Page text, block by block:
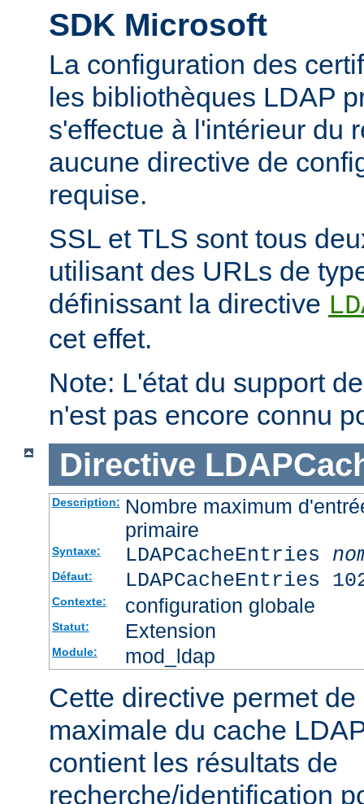
SDK Microsoft
La configuration des
les bibliothèques LDAP
s'effectue à l'intérieur du
aucune directive de
requise.
SSL et TLS sont tous
utilisant des URLs de
définissant la directive
cet effet.
Note: L'état du support
n'est pas encore connu
Directive
Description: Nombre maximum
primaire
Syntaxe: LDAPCacheEntries
Défaut: LDAPCacheEntries
Contexte: configuration globale
Statut: Extension
Module: mod_ldap
Cette directive permet
maximale du cache
contient les résultats de
recherche/identification